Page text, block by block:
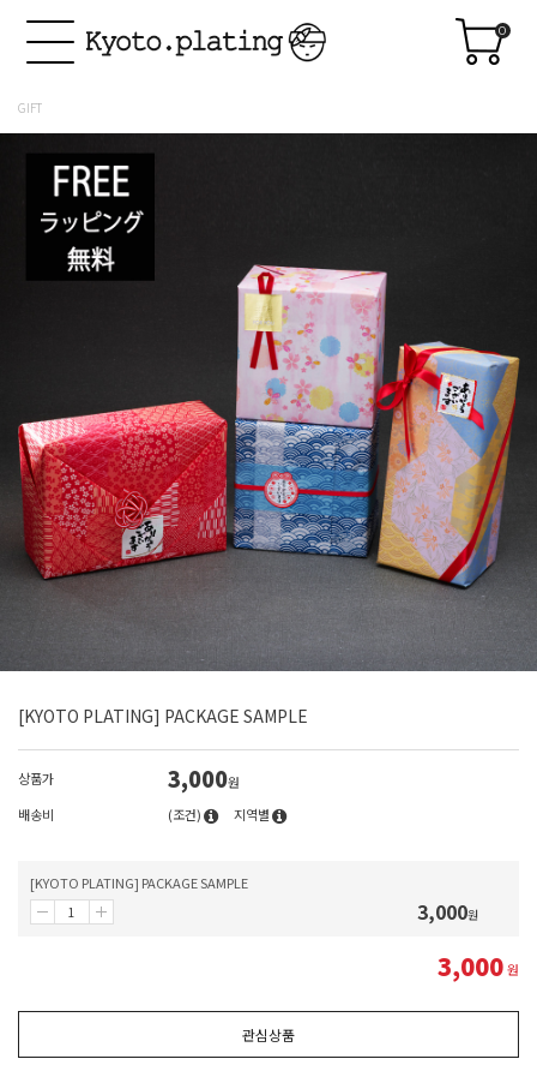
0
GIFT
[KYOTO PLATING] PACKAGE SAMPLE
상품가 3,000원
배송비
(조건) 지역별
[KYOTO PLATING] PACKAGE SAMPLE
3,000원
3,000원
관심상품